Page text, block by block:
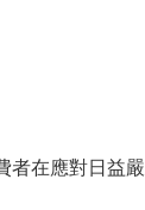
在應對日